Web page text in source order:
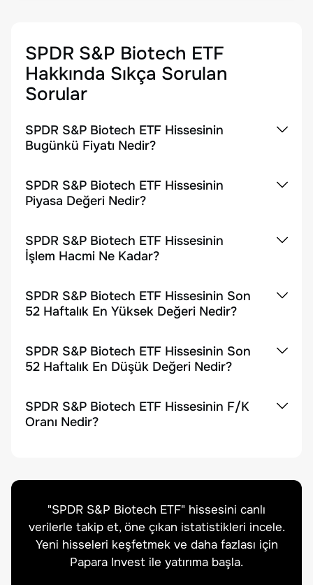
SPDR S&P Biotech ETF
Hakkında Sıkça Sorulan
Sorular
SPDR S&P Biotech ETF Hissesinin
Bugünkü Fiyatı Nedir?
SPDR S&P Biotech ETF Hissesinin
Piyasa Değeri Nedir?
SPDR S&P Biotech ETF Hissesinin
İşlem Hacmi Ne Kadar?
SPDR S&P Biotech ETF Hissesinin Son
52 Haftalık En Yüksek Değeri Nedir?
SPDR S&P Biotech ETF Hissesinin Son
52 Haftalık En Düşük Değeri Nedir?
SPDR S&P Biotech ETF Hissesinin F/K
Oranı Nedir?
"SPDR S&P Biotech ETF" hissesini canlı
verilerle takip et, öne çıkan istatistikleri incele.
Yeni hisseleri keşfetmek ve daha fazlası için
Papara Invest ile yatırıma başla.